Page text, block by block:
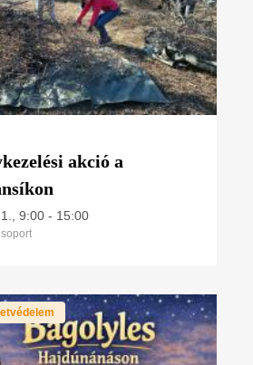
akció a
9:00 - 15:00